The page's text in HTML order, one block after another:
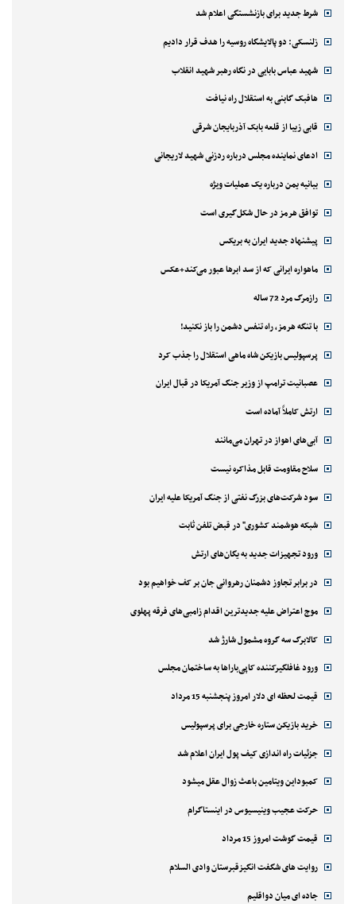
شرط جدید برای بازنشستگی اعلام شد
زلنسکی: دو پالایشگاه روسیه را هدف قرار دادیم
شهید عباس بابایی در نگاه رهبر شهید انقلاب
هافبک گابنی به استقلال راه نیافت
قابی زیبا از قلعه بابک آذربایجان شرقی
ادعای نماینده مجلس درباره ردزنی شهید لاریجانی
بیانیه یمن درباره یک عملیات ویژه
توافق هرمز در حال شکل‌گیری است
پیشنهاد جدید ایران به بریکس
ماهواره ایرانی که از سد ابرها عبور می‌کند+عکس
رازمرگ مرد 72 ساله
با تنگه هرمز، راه تنفس دشمن را باز نکنید!
پرسپولیس بازیکن شاه ماهی استقلال را جذب کرد
عصبانیت ترامپ از وزیر جنگ آمریکا در قبال ایران
ارتش کاملاً آماده است
آبی‌های اهواز در تهران می‌مانند
سلاح مقاومت قابل مذاکره نیست
سود شرکت‌های بزرگ نفتی از جنگ آمریکا علیه ایران
شبکه هوشمند کشوری" در قبض تلفن ثابت
ورود تجهیزات جدید به یگان‌های ارتش
در برابر تجاوز دشمنان رهروانی جان بر کف خواهیم بود
موج اعتراض علیه جدیدترین اقدام زامبی‌های فرقه پهلوی
کالابرگ سه گروه مشمول شارژ شد
ورود غافلگیرکننده کاپی‌باراها به ساختمان مجلس
قیمت لحظه ای دلار امروز پنجشنبه 15 مرداد
خرید بازیکن ستاره خارجی برای پرسپولیس
جزئیات راه اندازی کیف پول ایران اعلام شد
کمبوداین ویتامین باعث زوال عقل میشود
حرکت عجیب وینیسیوس در اینستاگرام
قیمت گوشت امروز 15 مرداد
روایت های شگفت انگیزقبرستان وادی السلام
جاده ای میان دواقلیم